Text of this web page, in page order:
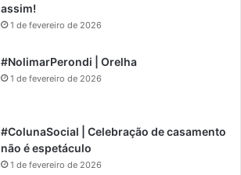
assim!
1 de fevereiro de 2026
#NolimarPerondi | Orelha
1 de fevereiro de 2026
#ColunaSocial | Celebração de casamento
não é espetáculo
1 de fevereiro de 2026